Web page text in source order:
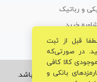
و رباتیک
خرید
محفوظ می‌باشد.
قبل از ثبت
در صورتی‌که
کالا کافی
بانکی و